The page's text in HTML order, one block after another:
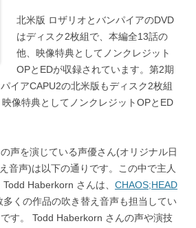
北米版 ロザリオとバンパイアのDVD
はディスク2枚組で、本編全13話の
他、映像特典としてノンクレジット
OPとEDが収録されています。第2期
イアCAPU2の北米版もディスク2枚組
像特典としてノンクレジットOPとED
声を演じている声優さん(オリジナル日
音声)は以下の通りです。この中で主人
Haberkorn さんは、 CHAOS;HEAD
くの作品の吹き替え音声も担当してい
す。 Todd Haberkorn さんの声や演技